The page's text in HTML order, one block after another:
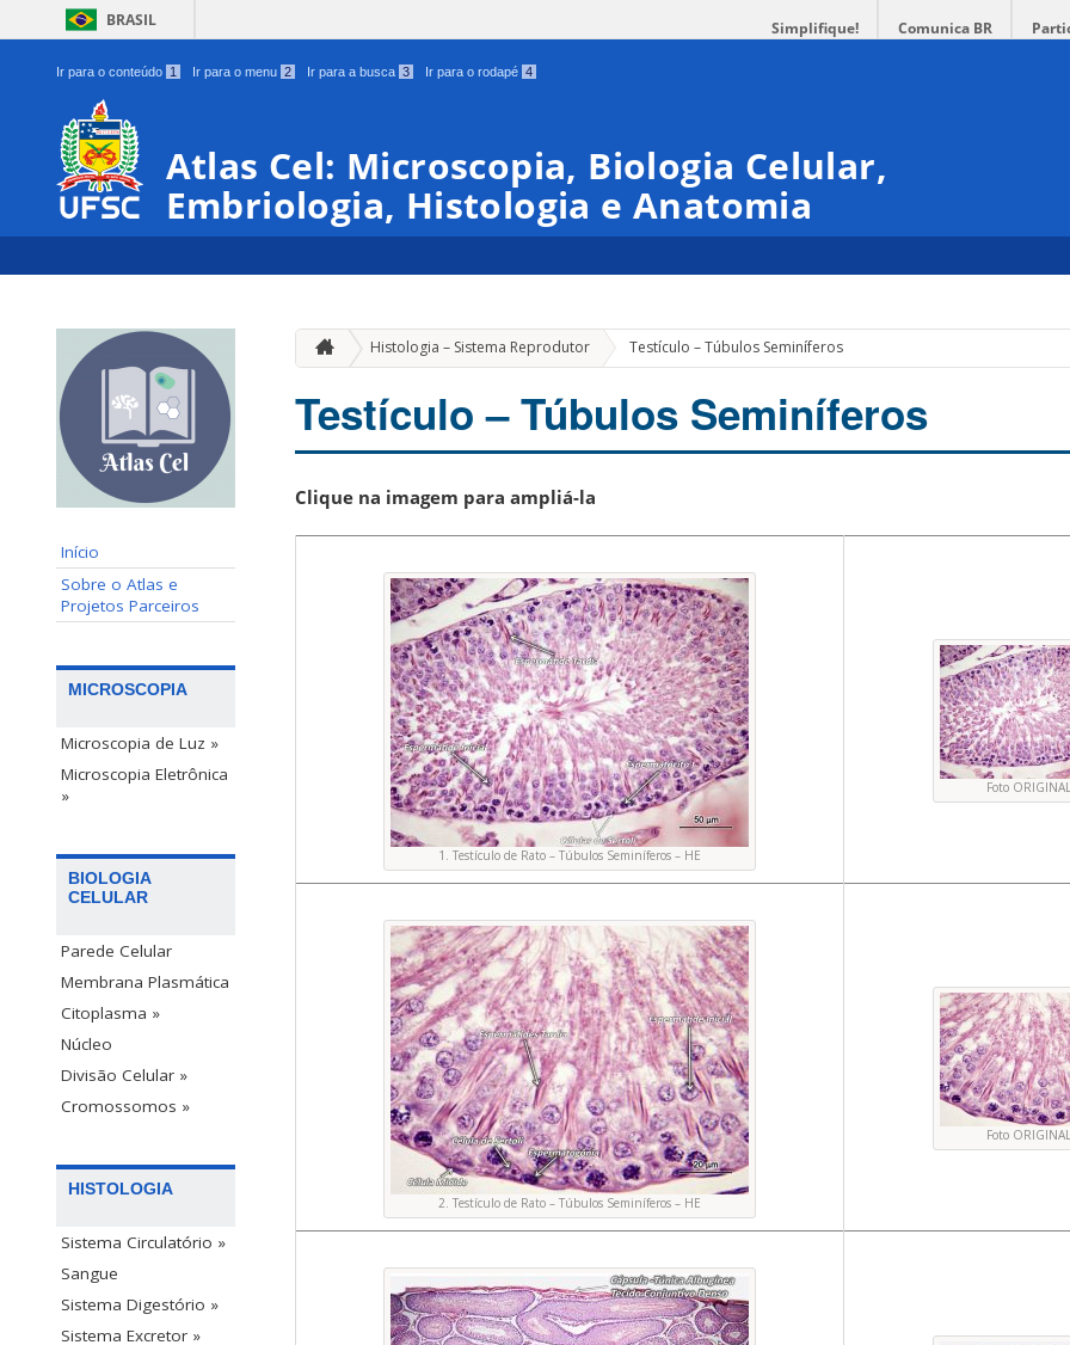
BRASIL Simplifique! Comunica BR
Ir para o conteúdo 1 Ir para o menu 2 Ir para a busca 3 Ir para o rodapé 4
Atlas Cel: Microscopia, Biologia Celular,
Embriologia, Histologia e Anatomia
Início
Sobre o Atlas e
Projetos Parceiros
MICROSCOPIA
Microscopia de Luz »
Microscopia Eletrônica
»
BIOLOGIA
CELULAR
Parede Celular
Membrana Plasmática
Citoplasma »
Núcleo
Divisão Celular »
Cromossomos »
HISTOLOGIA
Sistema Circulatório »
Sangue
Sistema Digestório »
Sistema Excretor »
Histologia – Sistema Reprodutor Testículo – Túbulos Seminíferos
Testículo – Túbulos Seminíferos
Clique na imagem para ampliá-la
1. Testículo de Rato – Túbulos Seminíferos – HE
Foto ORIGINAL
2. Testículo de Rato – Túbulos Seminíferos – HE
Foto ORIGINAL